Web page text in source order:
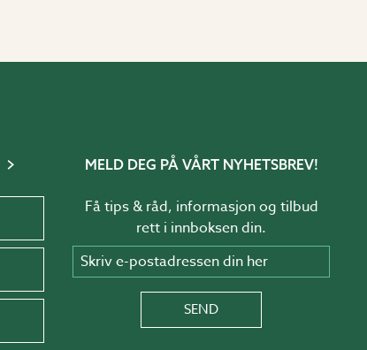
MELD DEG PÅ VÅRT NYHETSBREV!
Få tips & råd, informasjon og tilbud
rett i innboksen din.
Skriv e-postadressen din her
SEND